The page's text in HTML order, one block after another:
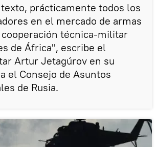
prácticamente todos los
en el mercado de armas
técnica-militar
de África", escribe el
Artur Jetagúrov en su
el Consejo de Asuntos
de Rusia.